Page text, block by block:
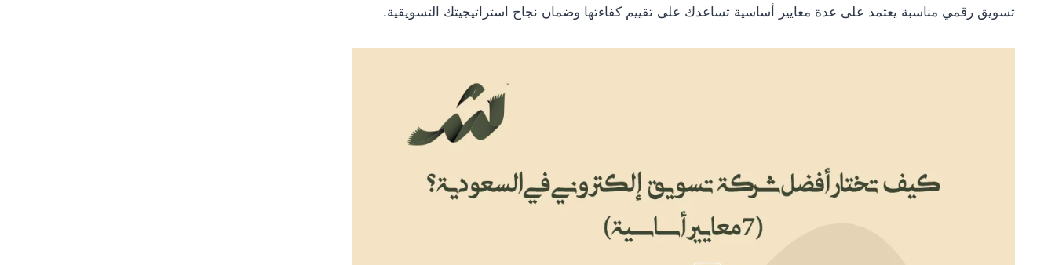
تسويق رقمي مناسبة يعتمد على عدة معايير أساسية تساعدك على تقييم كفاءتها وضمان نجاح استراتيجيتك التسويقية.